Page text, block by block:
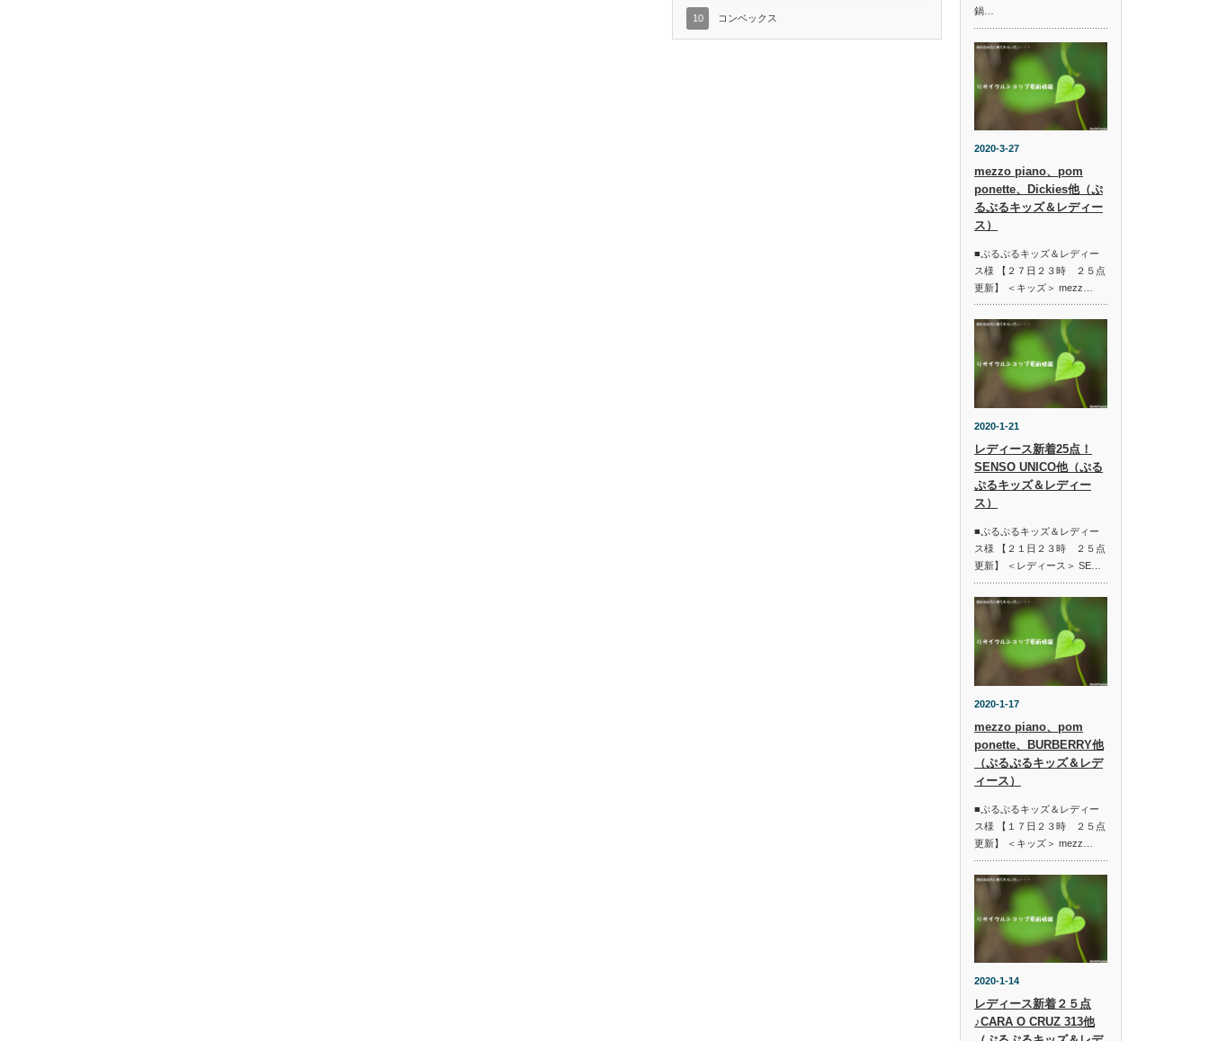
10 コンベックス
鍋…
2020-3-27
mezzo piano、pom
ponette、Dickies他（ぷ
るぷるキッズ＆レディー
ス）
■ぷるぷるキッズ＆レディー
ス様 【２７日２３時 ２５点
更新】 ＜キッズ＞ mezz…
2020-1-21
レディース新着25点！
SENSO UNICO他（ぷる
ぷるキッズ＆レディー
ス）
■ぷるぷるキッズ＆レディー
ス様 【２１日２３時 ２５点
更新】 ＜レディース＞ SE…
2020-1-17
mezzo piano、pom
ponette、BURBERRY他
（ぷるぷるキッズ＆レデ
ィース）
■ぷるぷるキッズ＆レディー
ス様 【１７日２３時 ２５点
更新】 ＜キッズ＞ mezz…
2020-1-14
レディース新着２５点
♪CARA O CRUZ 313他